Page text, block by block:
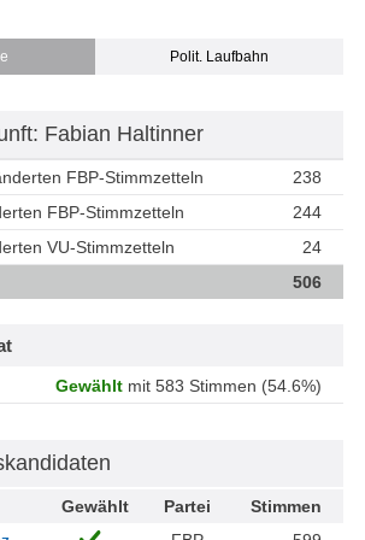
Polit. Laufbahn
Fabian Haltinner
FBP-Stimmzetteln
238
FBP-Stimmzetteln
244
VU-Stimmzetteln
24
506
Gewählt mit 583 Stimmen (54.6%)
Gewählt Partei
Stimmen